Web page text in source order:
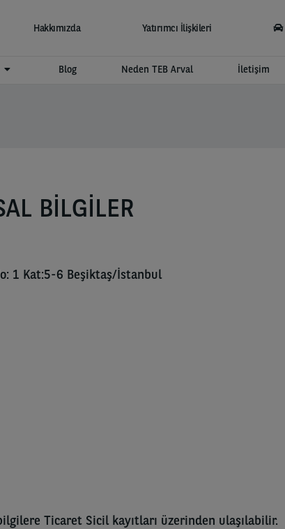
Hakkımızda Yatırımcı İlişkileri
Blog Neden TEB Arval İletişim
BİLGİLER
1 Kat:5-6 Beşiktaş/İstanbul
Ticaret Sicil kayıtları üzerinden ulaşılabilir.